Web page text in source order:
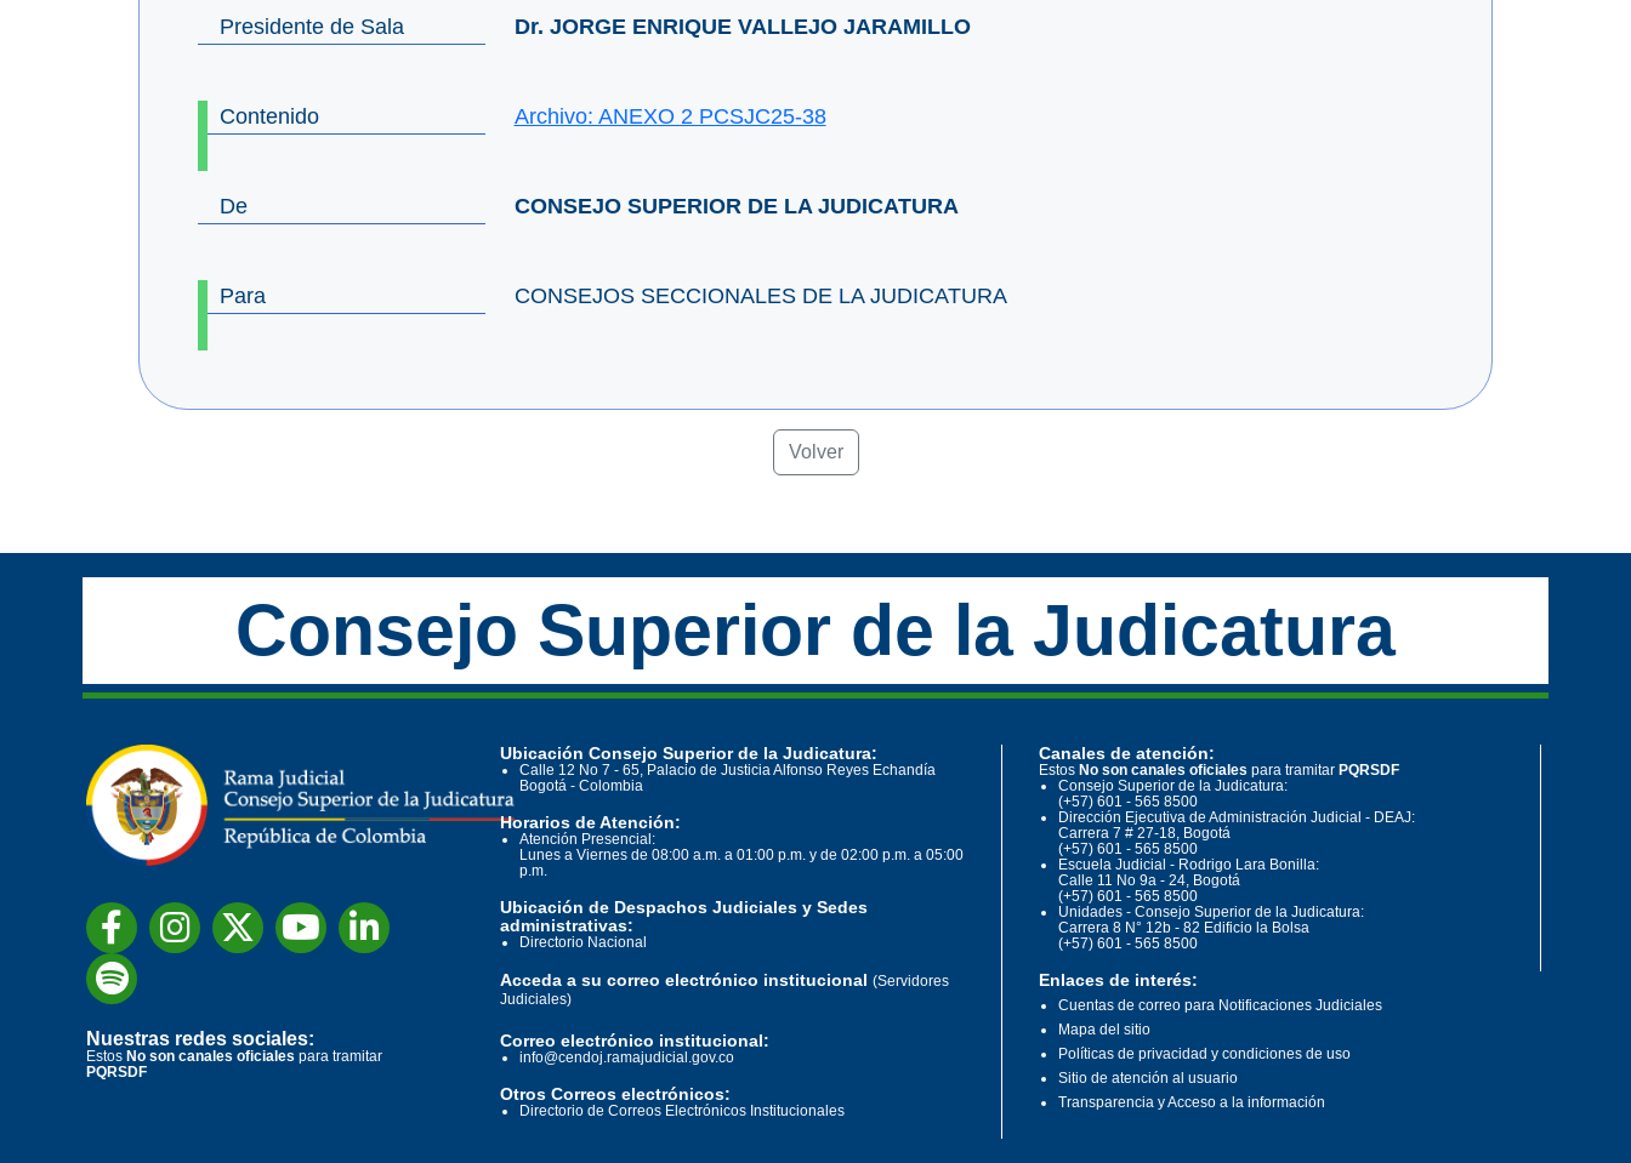
Presidente de Sala Dr. JORGE ENRIQUE VALLEJO JARAMILLO
Contenido Archivo: ANEXO 2 PCSJC25-38
De CONSEJO SUPERIOR DE LA JUDICATURA
Para CONSEJOS SECCIONALES DE LA JUDICATURA
Volver
Consejo Superior de la Judicatura
Nuestras redes sociales:
Estos No son canales oficiales para tramitar
PQRSDF
Ubicación Consejo Superior de la Judicatura:
Calle 12 No 7 - 65, Palacio de Justicia Alfonso Reyes Echandía
Bogotá - Colombia
Horarios de Atención:
Atención Presencial:
Lunes a Viernes de 08:00 a.m. a 01:00 p.m. y de 02:00 p.m. a 05:00
p.m.
Ubicación de Despachos Judiciales y Sedes
administrativas:
Directorio Nacional
Canales de atención:
Estos No son canales oficiales para tramitar PQRSDF
Consejo Superior de la Judicatura:
(+57) 601 - 565 8500
Dirección Ejecutiva de Administración Judicial - DEAJ:
Carrera 7 # 27-18, Bogotá
(+57) 601 - 565 8500
Escuela Judicial - Rodrigo Lara Bonilla:
Calle 11 No 9a - 24, Bogotá
(+57) 601 - 565 8500
Unidades - Consejo Superior de la Judicatura:
Carrera 8 N° 12b - 82 Edificio la Bolsa
(+57) 601 - 565 8500
Acceda a su correo electrónico institucional (Servidores
Judiciales)
Correo electrónico institucional:
info@cendoj.ramajudicial.gov.co
Otros Correos electrónicos:
Directorio de Correos Electrónicos Institucionales
Enlaces de interés:
Cuentas de correo para Notificaciones Judiciales
Mapa del sitio
Políticas de privacidad y condiciones de uso
Sitio de atención al usuario
Transparencia y Acceso a la información